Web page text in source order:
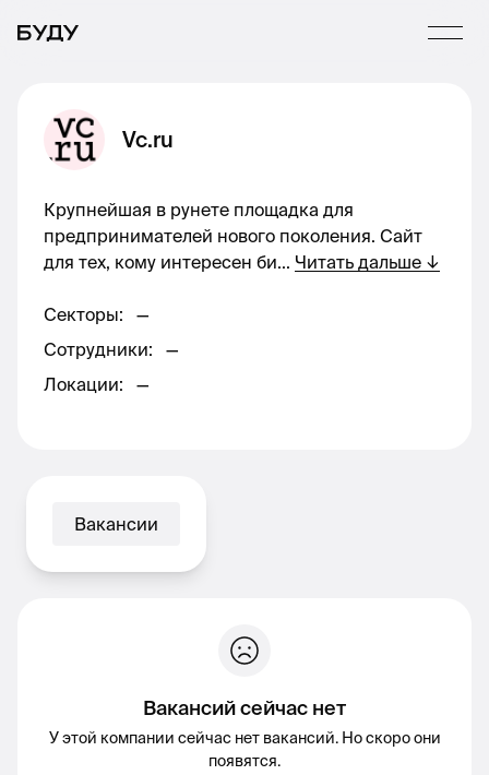
Vc.ru
Крупнейшая в рунете площадка для
предпринимателей нового поколения. Сайт
для тех, кому интересен би... Читать дальше ↓
Секторы:
—
Сотрудники:
—
Локации: —
Вакансии
Вакансий сейчас нет
У этой компании сейчас нет вакансий. Но скоро они
появятся.